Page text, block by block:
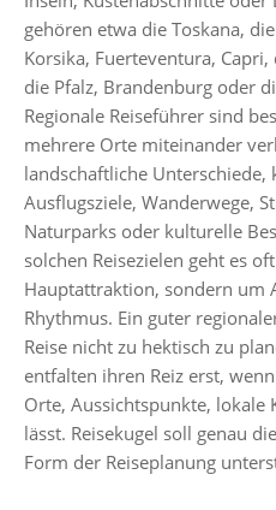
gehören etwa die Toskana,
Korsika, Fuerteventura,
die Pfalz, Brandenburg oder
Regionale Reiseführer sind
mehrere Orte miteinander
landschaftliche Unterschiede,
Ausflugsziele, Wanderwege,
Naturparks oder kulturelle
solchen Reisezielen geht es
Hauptattraktion, sondern um
Rhythmus. Ein guter
Reise nicht zu hektisch zu
entfalten ihren Reiz erst,
Orte, Aussichtspunkte, lokale
lässt. Reisekugel soll genau
Form der Reiseplanung